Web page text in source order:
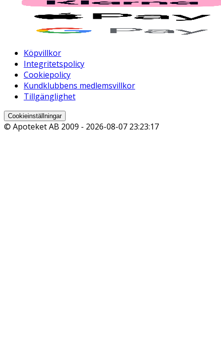
Köpvillkor
Integritetspolicy
Cookiepolicy
Kundklubbens medlemsvillkor
Tillgänglighet
Cookieinställningar
© Apoteket AB 2009 - 2026-08-07 23:23:17